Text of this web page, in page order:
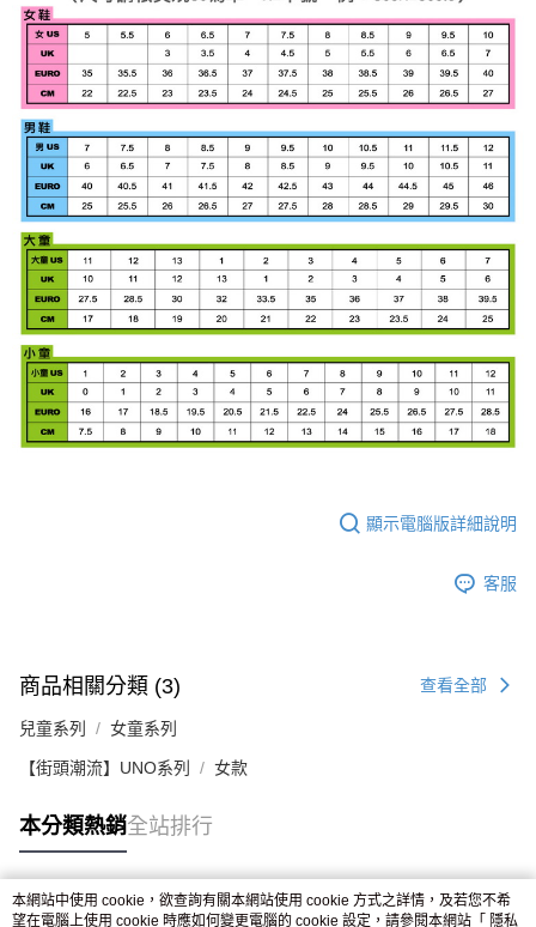
顯示電腦版詳細說明
客服
商品相關分類 (3) 查看全部
兒童系列 女童系列
【街頭潮流】UNO系列 女款
本分類熱銷全站排行
熱門標籤
本網站中使用 cookie，欲查詢有關本網站使用 cookie 方式之詳情，及若您不希
望在電腦上使用 cookie 時應如何變更電腦的 cookie 設定，請參閱本網站「 隱私